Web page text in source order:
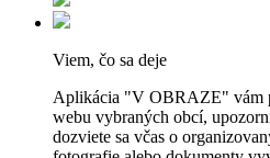
Viem, čo sa deje
Aplikácia "V OBRAZE" vám
webu vybraných obcí,
dozviete sa včas o